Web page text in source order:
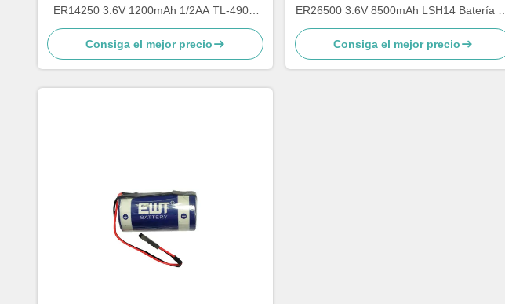
ER14250 3.6V 1200mAh 1/2AA TL-4902,
TLL-5902, LS14250, XL-050F, SB-AA02,
PT-2150
Consiga el mejor precio
ER26500 3.6V 8500mAh LSH14 Batería de
litio
Consiga el mejor precio